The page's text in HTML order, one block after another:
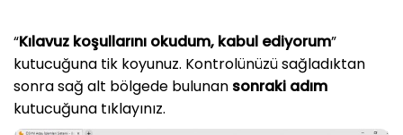
“Kılavuz koşullarını okudum, kabul ediyorum”
kutucuğuna tik koyunuz. Kontrolünüzü sağladıktan
sonra sağ alt bölgede bulunan sonraki adım
kutucuğuna tıklayınız.